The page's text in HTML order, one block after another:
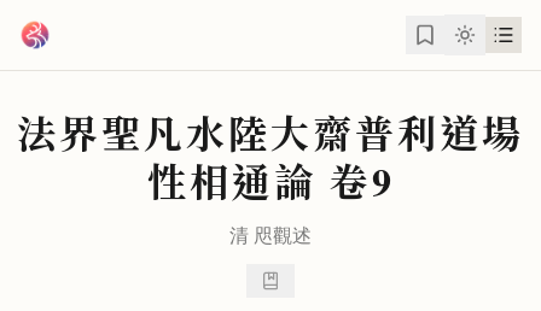
法界聖凡水陸大齋普利道場
性相通論 卷9
清 咫觀述